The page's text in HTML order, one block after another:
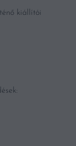
kiállítói